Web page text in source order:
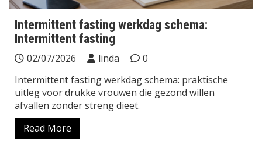
Intermittent fasting werkdag schema:
Intermittent fasting
02/07/2026 linda
0
Intermittent fasting werkdag schema: praktische
uitleg voor drukke vrouwen die gezond willen
afvallen zonder streng dieet.
Read More